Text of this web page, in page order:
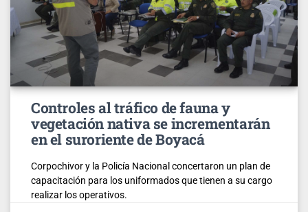
Controles al tráfico de fauna y
vegetación nativa se incrementarán
en el suroriente de Boyacá
Corpochivor y la Policía Nacional concertaron un plan de
capacitación para los uniformados que tienen a su cargo
realizar los operativos.